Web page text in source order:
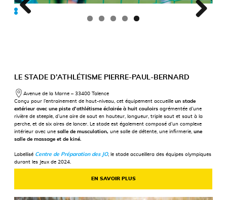
LE STADE D’ATHLÉTISME PIERRE-PAUL-BERNARD
Avenue de la Marne – 33400 Talence
Conçu pour l’entrainement de haut-niveau, cet équipement accueilleun stade
extérieur avec une piste d’athlétisme éclairée à huit couloirs agrémentée d’une
rivière de steeple, d’une aire de saut en hauteur, longueur, triple saut et saut à la
perche, et de six aires de lancer. Le stade est également composé d’un complexe
intérieur avec unesalle de musculation, une salle de détente, une infirmerie,une
salle de massage et de kiné.
Labellisé Centre de Préparation des JO, le stade accueillera des équipes olympiques
durant les Jeux de 2024.
EN SAVOIR PLUS